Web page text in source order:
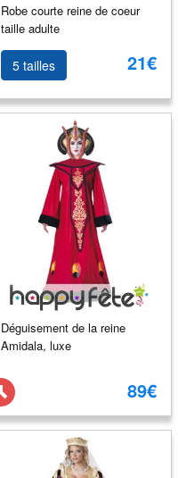
Robe courte reine de coeur
taille adulte
5 tailles 21€
Déguisement de la reine
Amidala, luxe
89€